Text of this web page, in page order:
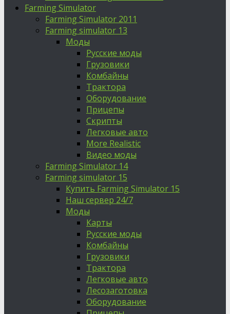
Farming Simulator
Farming Simulator 2011
Farming simulator 13
Моды
Русские моды
Грузовики
Комбайны
Трактора
Оборудование
Прицепы
Скрипты
Легковые авто
More Realistic
Видео моды
Farming Simulator 14
Farming simulator 15
Купить Farming Simulator 15
Наш сервер 24/7
Моды
Карты
Русские моды
Комбайны
Грузовики
Трактора
Легковые авто
Лесозаготовка
Оборудование